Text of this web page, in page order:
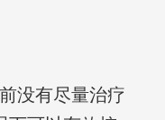
没有尽量治疗